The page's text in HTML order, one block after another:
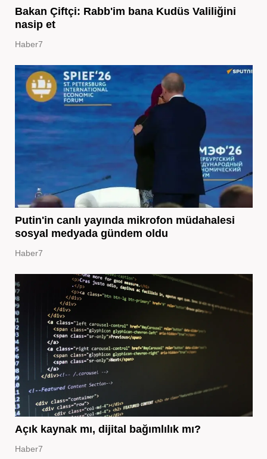
Bakan Çiftçi: Rabb'im bana Kudüs Valiliğini
nasip et
Haber7
Putin'in canlı yayında mikrofon müdahalesi
sosyal medyada gündem oldu
Haber7
Açık kaynak mı, dijital bağımlılık mı?
Haber7